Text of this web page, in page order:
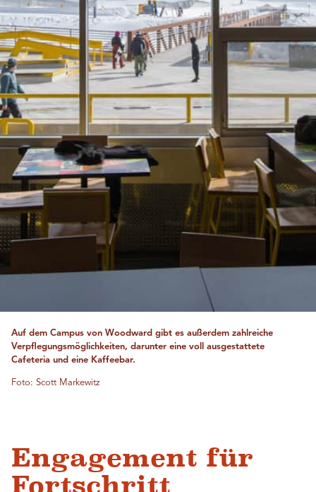
Auf dem Campus von Woodward gibt es außerdem zahlreiche
Verpflegungsmöglichkeiten, darunter eine voll ausgestattete
Cafeteria und eine Kaffeebar.
Foto: Scott Markewitz
Engagement für
Fortschritt